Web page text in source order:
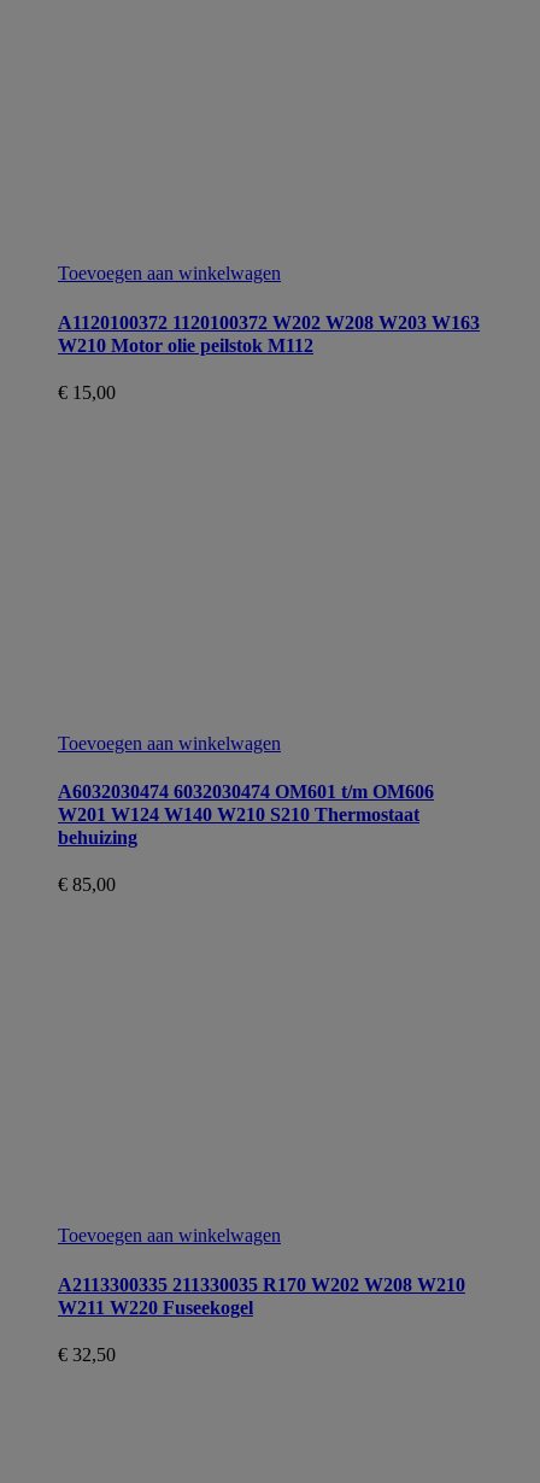
Toevoegen aan winkelwagen
A1120100372 1120100372 W202 W208 W203 W163
W210 Motor olie peilstok M112
€ 15,00
Toevoegen aan winkelwagen
A6032030474 6032030474 OM601 t/m OM606
W201 W124 W140 W210 S210 Thermostaat
behuizing
€ 85,00
Toevoegen aan winkelwagen
A2113300335 211330035 R170 W202 W208 W210
W211 W220 Fuseekogel
€ 32,50